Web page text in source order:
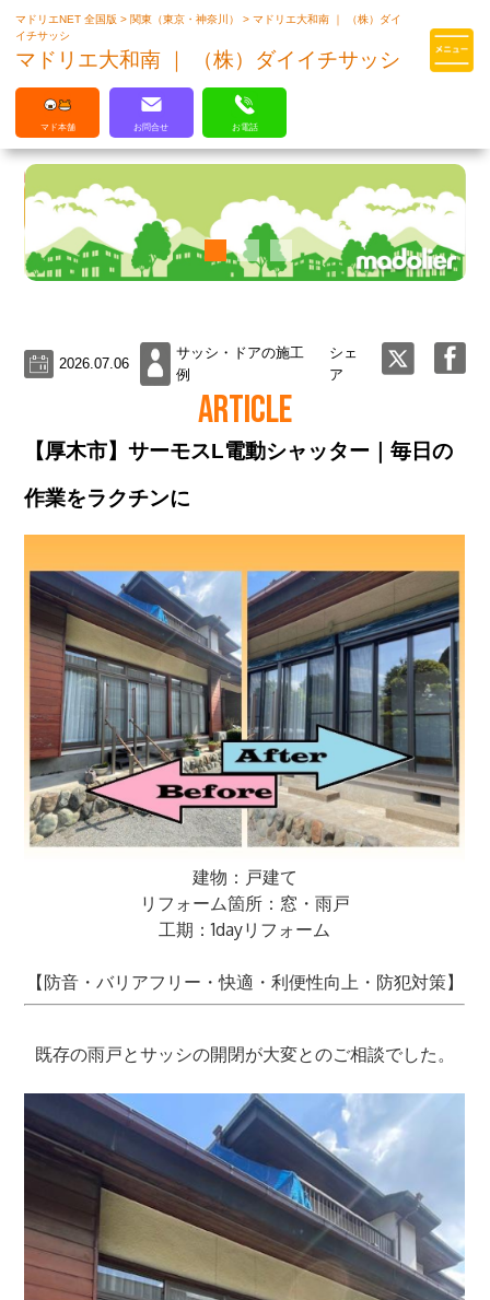
マドリエはLIXILの厳しい基準を
マドリエNET 全国版> 関東（東京・神奈川）>マドリエ大和南 ｜ （株）ダイ
イチサッシ
マドリエ大和南 ｜ （株）ダイイチサッシ
マド本舗 お問合せ お電話
2026.07.06
サッシ・ドアの施工
例
シェ
ア
ARTICLE
【厚木市】サーモスL電動シャッター｜毎日の
作業をラクチンに